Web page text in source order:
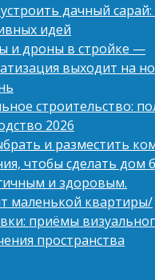
дачный сарай:
идей
и дроны в стройке —
выходит на
строительство:
2026
и разместить
чтобы сделать дом
и здоровым.
маленькой квартиры/
приёмы
пространства